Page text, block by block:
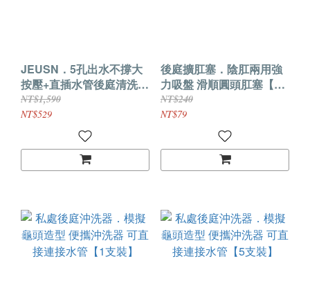
JEUSN．5孔出水不撐大
按壓+直插水管後庭清洗器
【430ML一壺沖淨】
NT$1,590
NT$529
後庭擴肛塞．陰肛兩用強
力吸盤 滑順圓頭肛塞【中
號】
NT$240
NT$79